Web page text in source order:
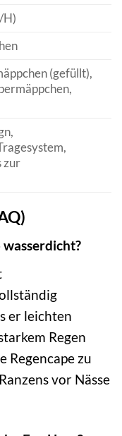
H)
(gefüllt),
zur
er leichten
Regen
Regencape zu
vor Nässe